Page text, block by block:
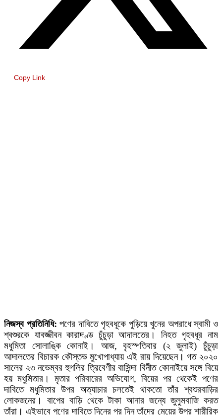
Copy Link
নিজস্ব প্রতিনিধি: পণের দাবিতে গৃহবধূকে পুড়িয়ে খুনের অপরাধে স্বামী ও
শ্বশুরকে যাবজ্জীবন কারাদণ্ড চুঁচুড়া আদালতের। নিহত গৃহবধূর নাম
মধুমিতা সোলাঙ্কি কোনাই। আজ, বৃহস্পতিবার (২ জুলাই) চুঁচুড়া
আদালতের বিচারক কৌস্তভ মুখোপাধ্যায় এই রায় দিয়েছেন। গত ২০২০
সালের ২৩ নভেম্বর হুগলির ত্রিবেণীর বাসিন্দা বিনীত কোনাইয়ে সঙ্গে বিয়ে
হয় মধুমিতার। মৃতার পরিবারের অভিযোগ, বিয়ের পর থেকেই পণের
দাবিতে মধুমিতার উপর অত্যাচার চলতেই থাকতো তাঁর শ্বশুরবাড়ির
লোকজনের। বাপের বাড়ি থেকে টাকা আনার জন্যে জুলুমবাজি করত
তাঁরা। এইভাবে পণের দাবিতে দিনের পর দিন তাঁদের মেয়ের উপর শারীরিক